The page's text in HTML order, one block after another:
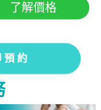
了解價格
約